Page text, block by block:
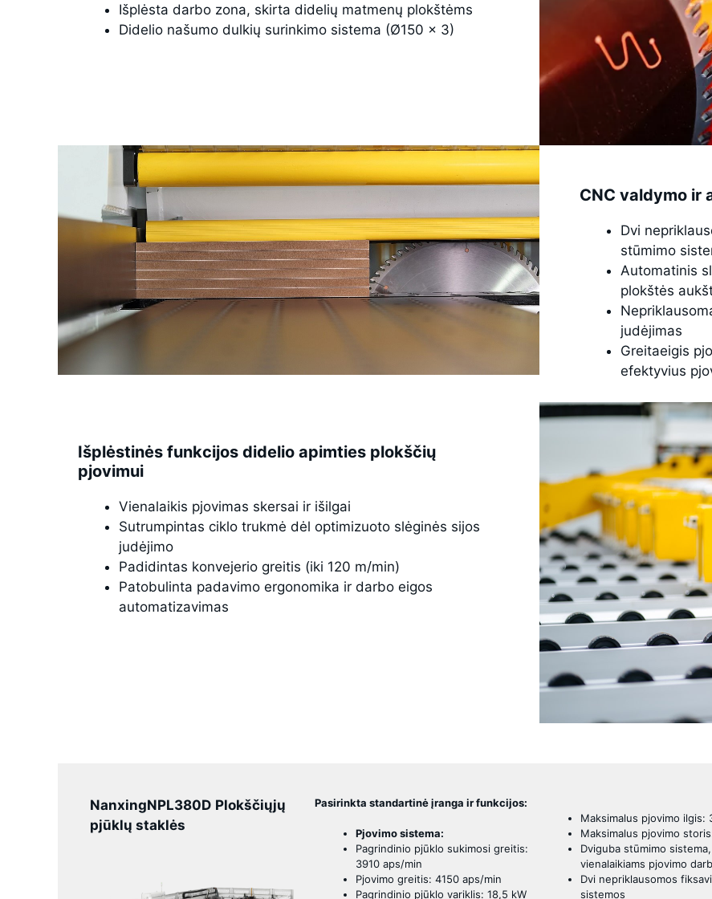
Išplėsta darbo zona, skirta didelių matmenų plokštėms
Didelio našumo dulkių surinkimo sistema (Ø150 × 3)
CNC valdymo ir
Dvi
stūmimo
Automatinis
plokštės
judėjimas
Greitaeigis
efektyvius
Išplėstinės funkcijos didelio apimties plokščių
pjovimui
Vienalaikis pjovimas skersai ir išilgai
Sutrumpintas ciklo trukmė dėl optimizuoto slėginės sijos
judėjimo
Padidintas konvejerio greitis (iki 120 m/min)
Patobulinta padavimo ergonomika ir darbo eigos
automatizavimas
NanxingNPL380D Plokščiųjų
pjūklų staklės
Pasirinkta standartinė įranga ir funkcijos:
Pjovimo sistema:
Pagrindinio pjūklo sukimosi greitis:
3910 aps/min
Pjovimo greitis: 4150 aps/min
Pagrindinio pjūklo variklis: 18,5 kW
Maksimalus pjovimo ilgis:
Maksimalus pjovimo
Dviguba stūmimo
vienalaikiams pjovimo
Dvi nepriklausomos
sistemos